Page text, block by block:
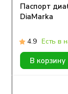
Паспорт
DiaMarka
4.9 Есть в
В корзину